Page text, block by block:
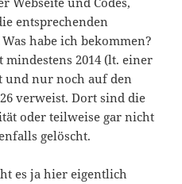
entsprechenden
habe ich bekommen?
mindestens 2014 (lt. einer
und nur noch auf den
verweist. Dort sind die
oder teilweise gar nicht
gelöscht.
es ja hier eigentlich